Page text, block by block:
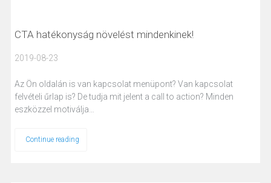
CTA hatékonyság növelést mindenkinek!
2019-08-23
Az Ön oldalán is van kapcsolat menüpont? Van kapcsolat
felvételi űrlap is? De tudja mit jelent a call to action? Minden
eszközzel motiválja…
Continue reading